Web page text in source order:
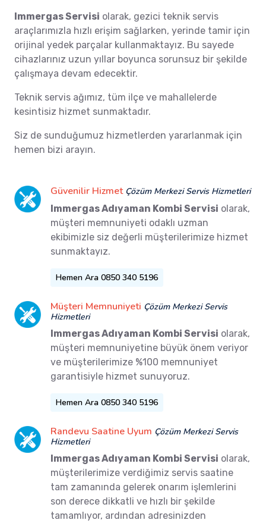
Immergas Servisi olarak, gezici teknik servis
araçlarımızla hızlı erişim sağlarken, yerinde tamir için
orijinal yedek parçalar kullanmaktayız. Bu sayede
cihazlarınız uzun yıllar boyunca sorunsuz bir şekilde
çalışmaya devam edecektir.
Teknik servis ağımız, tüm ilçe ve mahallelerde
kesintisiz hizmet sunmaktadır.
Siz de sunduğumuz hizmetlerden yararlanmak için
hemen bizi arayın.
Güvenilir Hizmet Çözüm Merkezi Servis Hizmetleri
Immergas Adıyaman Kombi Servisi olarak,
müşteri memnuniyeti odaklı uzman
ekibimizle siz değerli müşterilerimize hizmet
sunmaktayız.
Hemen Ara 0850 340 5196
Müşteri Memnuniyeti Çözüm Merkezi Servis
Hizmetleri
Immergas Adıyaman Kombi Servisi olarak,
müşteri memnuniyetine büyük önem veriyor
ve müşterilerimize %100 memnuniyet
garantisiyle hizmet sunuyoruz.
Hemen Ara 0850 340 5196
Randevu Saatine Uyum Çözüm Merkezi Servis
Hizmetleri
Immergas Adıyaman Kombi Servisi olarak,
müşterilerimize verdiğimiz servis saatine
tam zamanında gelerek onarım işlemlerini
son derece dikkatli ve hızlı bir şekilde
tamamlıyor, ardından adresinizden